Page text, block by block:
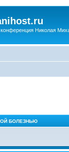
конференция Николая
БОЛЕЗНЬЮ